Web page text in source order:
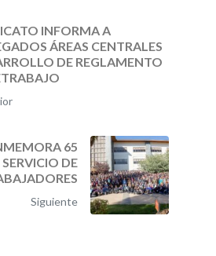
INFORMA A
ÁREAS CENTRALES
DE REGLAMENTO
65
DE
Siguiente